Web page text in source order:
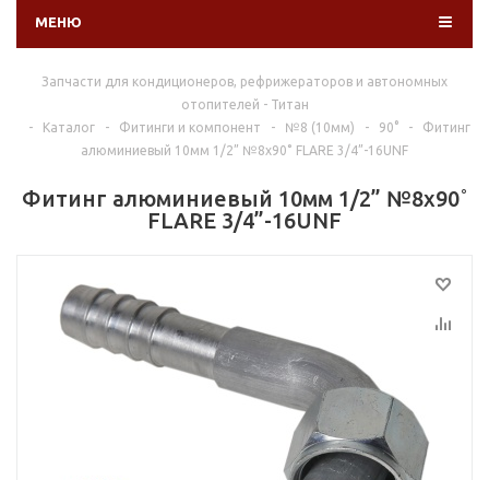
МЕНЮ
Запчасти для кондиционеров, рефрижераторов и автономных
отопителей - Титан
-
Каталог - Фитинги и компонент - №8 (10мм) - 90° -
Фитинг
алюминиевый 10мм 1/2” №8х90˚ FLARE 3/4”-16UNF
Фитинг алюминиевый 10мм 1/2” №8х90˚
FLARE 3/4”-16UNF